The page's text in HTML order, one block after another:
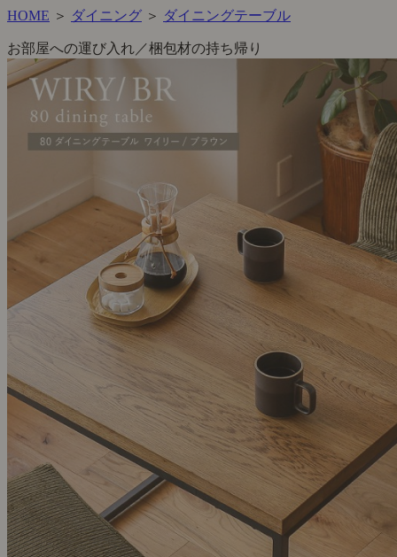
HOME ＞ ダイニング ＞ ダイニングテーブル
お部屋への運び入れ／梱包材の持ち帰り